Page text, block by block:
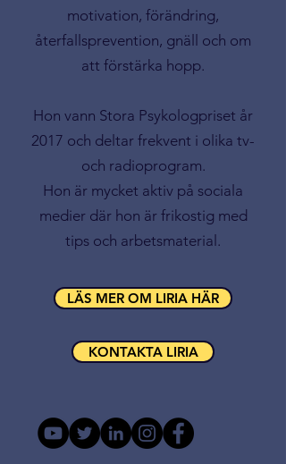
motivation, förändring,
återfallsprevention, gnäll och om
att förstärka hopp.
Hon vann Stora Psykologpriset år
2017 och deltar frekvent i olika tv-
och radioprogram.
Hon är mycket aktiv på sociala
medier där hon är frikostig med
tips och arbetsmaterial.
LÄS MER OM LIRIA HÄR
KONTAKTA LIRIA